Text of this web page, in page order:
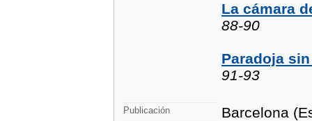
La cámara
88-90
Paradoja
91-93
Publicación Barcelona